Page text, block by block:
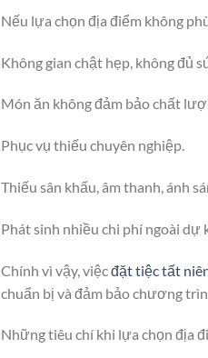
Nếu lựa chọn địa điểm không
Không gian chật hẹp, không đủ
Món ăn không đảm bảo chất
Phục vụ thiếu chuyên nghiệp.
Thiếu sân khấu, âm thanh, ánh
Phát sinh nhiều chi phí ngoài dự
Chính vì vậy, việcđặt tiệc tất
chuẩn bị và đảm bảo chương
Những tiêu chí khi lựa chọn địa